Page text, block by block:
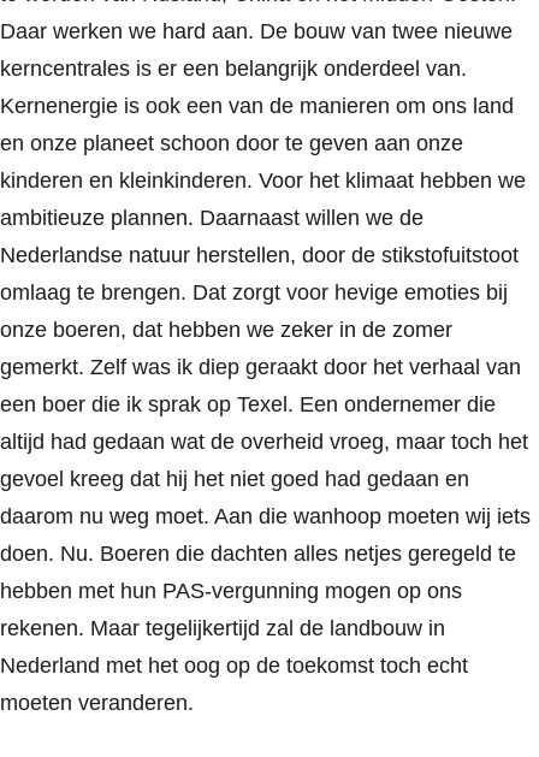
Daar werken we hard aan. De bouw van twee nieuwe
kerncentrales is er een belangrijk onderdeel van.
Kernenergie is ook een van de manieren om ons land
en onze planeet schoon door te geven aan onze
kinderen en kleinkinderen. Voor het klimaat hebben we
ambitieuze plannen. Daarnaast willen we de
Nederlandse natuur herstellen, door de stikstofuitstoot
omlaag te brengen. Dat zorgt voor hevige emoties bij
onze boeren, dat hebben we zeker in de zomer
gemerkt. Zelf was ik diep geraakt door het verhaal van
een boer die ik sprak op Texel. Een ondernemer die
altijd had gedaan wat de overheid vroeg, maar toch het
gevoel kreeg dat hij het niet goed had gedaan en
daarom nu weg moet. Aan die wanhoop moeten wij iets
doen. Nu. Boeren die dachten alles netjes geregeld te
hebben met hun PAS-vergunning mogen op ons
rekenen. Maar tegelijkertijd zal de landbouw in
Nederland met het oog op de toekomst toch echt
moeten veranderen.